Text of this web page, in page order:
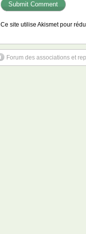
Ce site utilise Akismet pour
Forum des associations et